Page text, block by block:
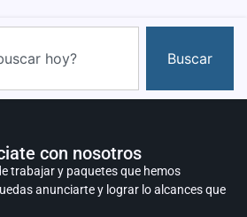
Buscar
con nosotros
trabajar y paquetes que hemos
anunciarte y lograr lo alcances que